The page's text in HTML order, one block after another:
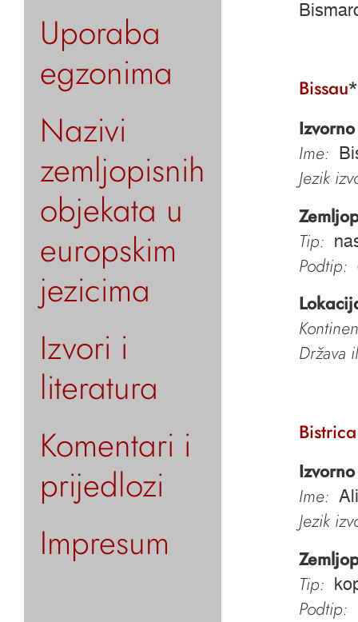
Uporaba
egzonima
Nazivi
zemljopisnih
objekata u
europskim
jezicima
Izvori i
literatura
Komentari i
prijedlozi
Impresum
Bissau*
Ime:
Jezik
Tip:
Podtip:
Država
Bistrica
Ime:
Jezik
Tip:
Podtip: